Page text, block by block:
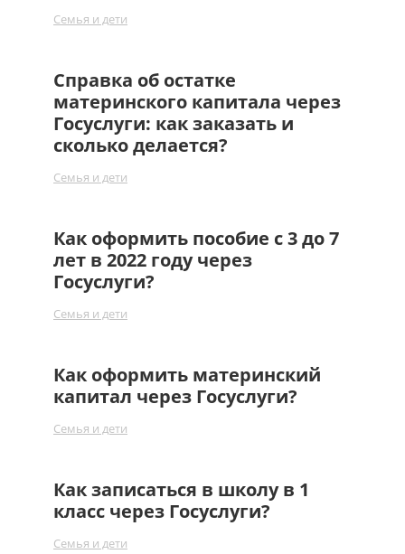
Семья и дети
Справка об остатке
материнского капитала через
Госуслуги: как заказать и
сколько делается?
Семья и дети
Как оформить пособие с 3 до 7
лет в 2022 году через
Госуслуги?
Семья и дети
Как оформить материнский
капитал через Госуслуги?
Семья и дети
Как записаться в школу в 1
класс через Госуслуги?
Семья и дети